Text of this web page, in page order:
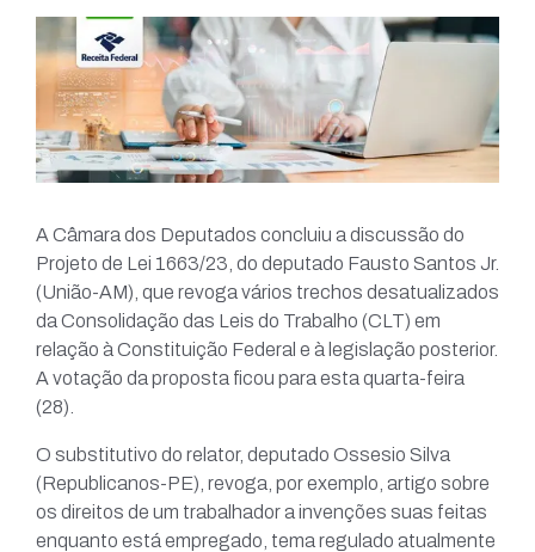
A Câmara dos Deputados concluiu a discussão do
Projeto de Lei 1663/23, do deputado Fausto Santos Jr.
(União-AM), que revoga vários trechos desatualizados
da Consolidação das Leis do Trabalho (CLT) em
relação à Constituição Federal e à legislação posterior.
A votação da proposta ficou para esta quarta-feira
(28).
O substitutivo do relator, deputado Ossesio Silva
(Republicanos-PE), revoga, por exemplo, artigo sobre
os direitos de um trabalhador a invenções suas feitas
enquanto está empregado, tema regulado atualmente